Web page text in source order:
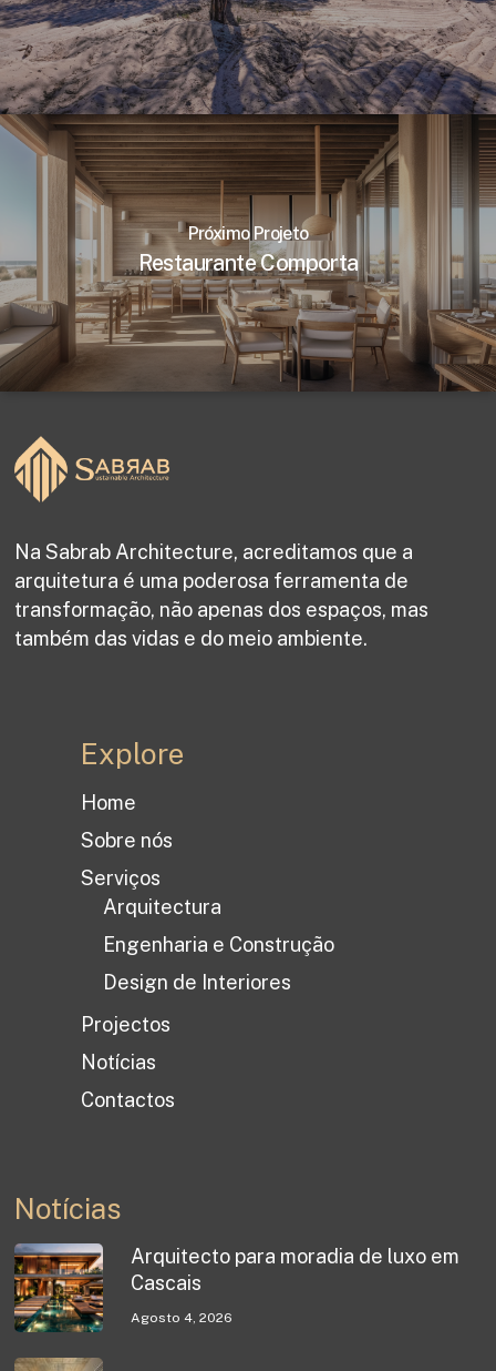
Próximo Projeto
Restaurante Comporta
Na Sabrab Architecture, acreditamos que a
arquitetura é uma poderosa ferramenta de
transformação, não apenas dos espaços, mas
também das vidas e do meio ambiente.
Explore
Home
Sobre nós
Serviços
Arquitectura
Engenharia e Construção
Design de Interiores
Projectos
Notícias
Contactos
Notícias
Arquitecto para moradia de luxo em
Cascais
Agosto 4, 2026